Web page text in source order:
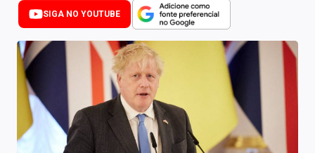
Newsletters
Cotações
Comprar ou vender?
Carteiras Recomendadas
Central de Dividendos
SIGA NO YOUTUBE